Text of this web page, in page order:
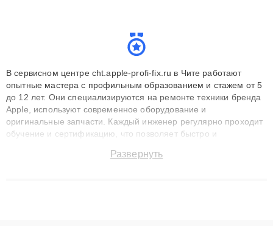
В сервисном центре cht.apple-profi-fix.ru в Чите работают
опытные мастера с профильным образованием и стажем от 5
до 12 лет. Они специализируются на ремонте техники бренда
Apple, используют современное оборудование и
оригинальные запчасти. Каждый инженер регулярно проходит
обучение и сертификацию, что позволяет быстро и
сохранением гарантии до 3 лет. Наши мастера решают
Развернуть